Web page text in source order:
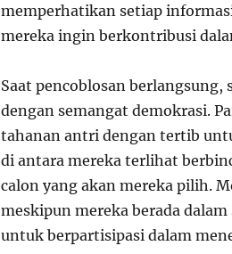
memperhatikan setiap
mereka ingin berkontribusi
Saat pencoblosan berlangsung,
dengan semangat demokrasi.
tahanan antri dengan tertib
di antara mereka terlihat
calon yang akan mereka pilih.
meskipun mereka berada
untuk berpartisipasi dalam